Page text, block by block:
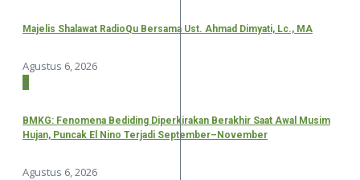
Majelis Shalawat RadioQu Bersama Ust. Ahmad Dimyati, Lc., MA
Agustus 6, 2026
3
BMKG: Fenomena Bediding Diperkirakan Berakhir Saat Awal Musim
Hujan, Puncak El Nino Terjadi September–November
Agustus 6, 2026